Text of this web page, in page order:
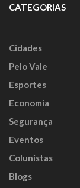
CATEGORIAS
Cidades
Pelo Vale
Esportes
Economia
Segurança
Eventos
Colunistas
Blogs